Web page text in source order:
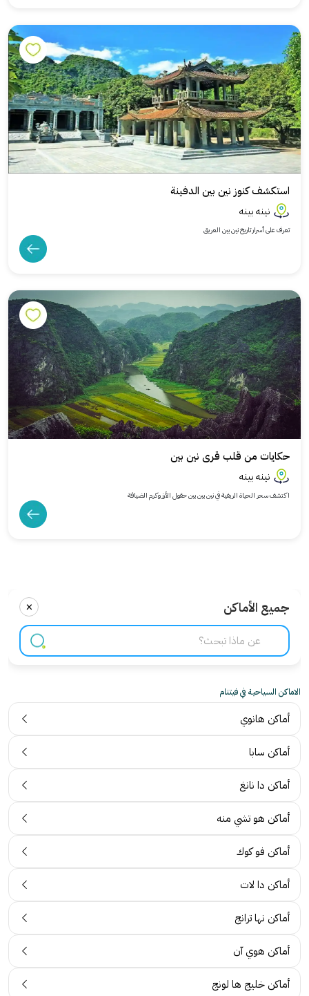
استكشف كنوز نين بين الدفينة
نينه بينه
تعرف على أسرار تاريخ نين بين العريق
حكايات من قلب قرى نين بين
نينه بينه
اكتشف سحر الحياة الريفية في نين بين بين حقول الأرز وكرم الضيافة
جميع الأماكن ×
الاماكن السياحية في فيتنام
أماكن هانوي
أماكن سابا
أماكن دا نانغ
أماكن هو تشي منه
أماكن فو كوك
أماكن دا لات
أماكن نها ترانج
أماكن هوي آن
أماكن خليج ها لونج